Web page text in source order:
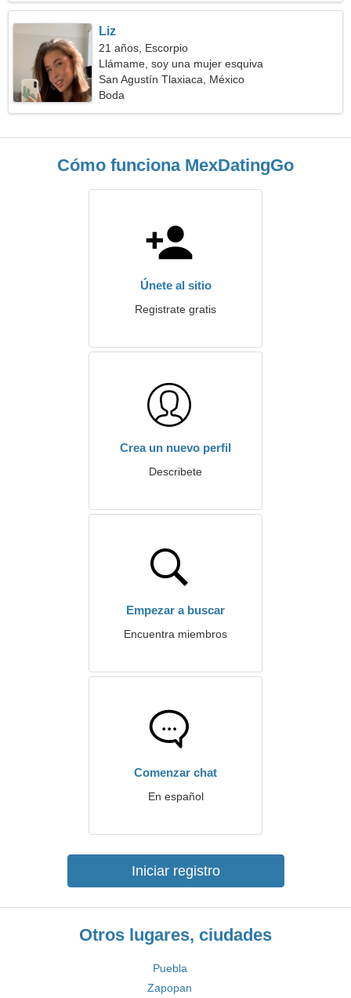
Liz
21 años, Escorpio
Llámame, soy una mujer esquiva
San Agustín Tlaxiaca, México
Boda
Cómo funciona MexDatingGo
Únete al sitio
Registrate gratis
Crea un nuevo perfil
Describete
Empezar a buscar
Encuentra miembros
Comenzar chat
En español
Iniciar registro
Otros lugares, ciudades
Puebla
Zapopan